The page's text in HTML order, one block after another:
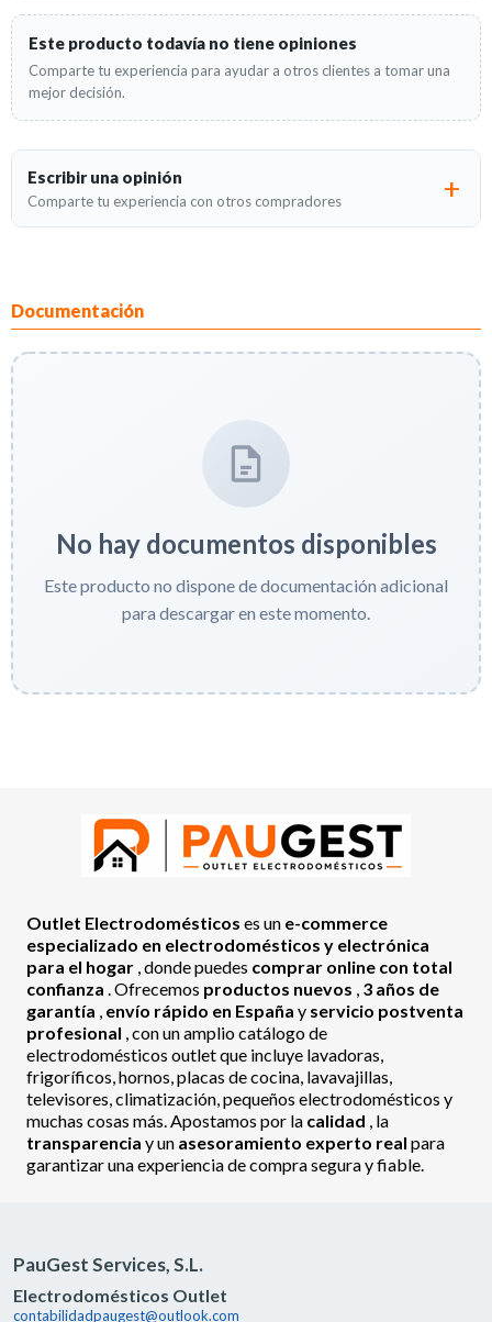
Este producto todavía no tiene opiniones
Comparte tu experiencia para ayudar a otros clientes a tomar una
mejor decisión.
Escribir una opinión
Comparte tu experiencia con otros compradores
Documentación
No hay documentos disponibles
Este producto no dispone de documentación adicional
para descargar en este momento.
Outlet Electrodomésticos es un e-commerce
especializado en electrodomésticos y electrónica
para el hogar , donde puedes comprar online con total
confianza . Ofrecemos productos nuevos , 3 años de
garantía , envío rápido en España y servicio postventa
profesional , con un amplio catálogo de
electrodomésticos outlet que incluye lavadoras,
frigoríficos, hornos, placas de cocina, lavavajillas,
televisores, climatización, pequeños electrodomésticos y
muchas cosas más. Apostamos por la calidad , la
transparencia y un asesoramiento experto real para
garantizar una experiencia de compra segura y fiable.
PauGest Services, S.L.
Electrodomésticos Outlet
contabilidadpaugest@outlook.com